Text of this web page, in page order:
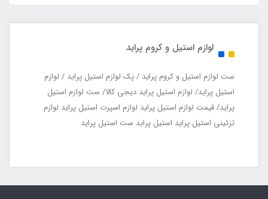
لوازم استیل و کروم پراید
ست لوازم استیل و کروم پراید / پک لوازم استیل پراید / لوازم
استیل پراید/ لوازم استیل پراید دیجی کالا/ ست لوازم استیل
پراید/ قیمت لوازم استیل پراید لوازم اسپرت استیل پراید لوازم
تزئینی استیل پراید استیل پراید ست استیل پراید